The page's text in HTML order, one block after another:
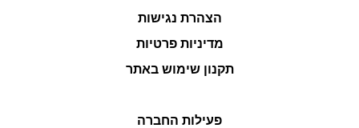
הצהרת נגישות
מדיניות פרטיות
תקנון שימוש באתר
פעילות החברה